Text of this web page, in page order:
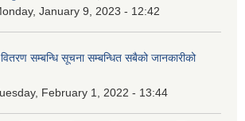
January 9, 2023 - 12:42
वितरण सम्बन्धि सूचना सम्बन्धित सबैको जानकारीको
February 1, 2022 - 13:44